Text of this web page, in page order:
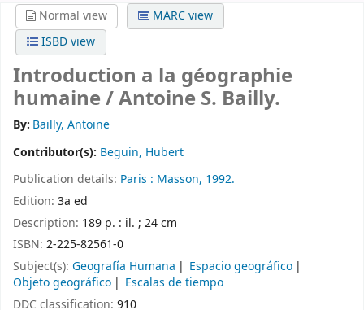
Normal view
MARC view
ISBD view
Introduction a la géographie
humaine /Antoine S. Bailly.
By: Bailly, Antoine
Contributor(s): Beguin, Hubert
Publication details: Paris : Masson, 1992.
Edition: 3a ed
Description: 189 p. : il. ; 24 cm
ISBN: 2-225-82561-0
Subject(s): Geografía Humana
Espacio geográfico
Objeto geográfico
Escalas de tiempo
DDC classification: 910